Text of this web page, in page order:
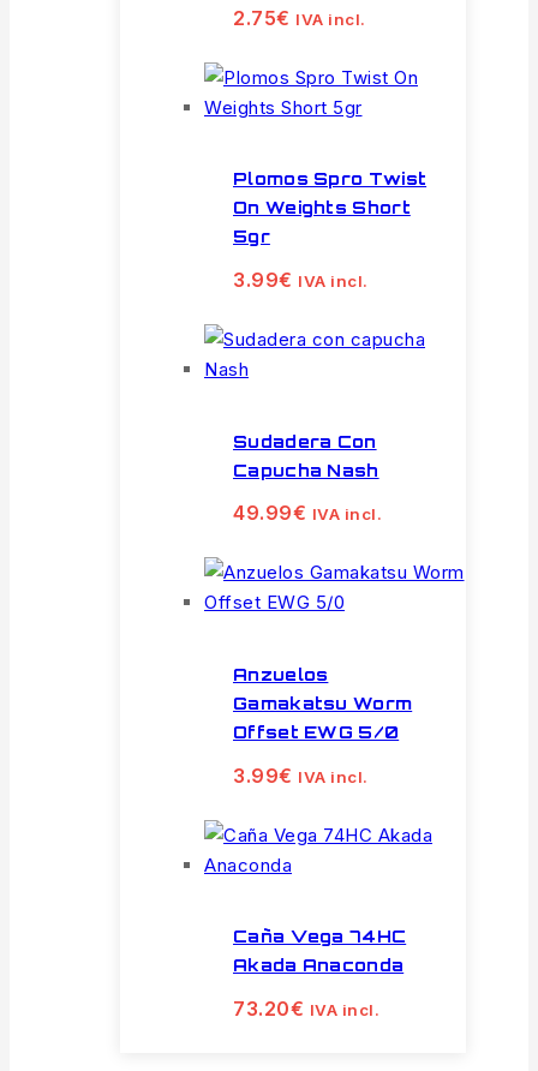
2.75€ IVA incl.
Plomos Spro Twist
On Weights Short
5gr
3.99€ IVA incl.
Sudadera Con
Capucha Nash
49.99€ IVA incl.
Anzuelos
Gamakatsu Worm
Offset EWG 5/0
3.99€ IVA incl.
Caña Vega 74HC
Akada Anaconda
73.20€ IVA incl.